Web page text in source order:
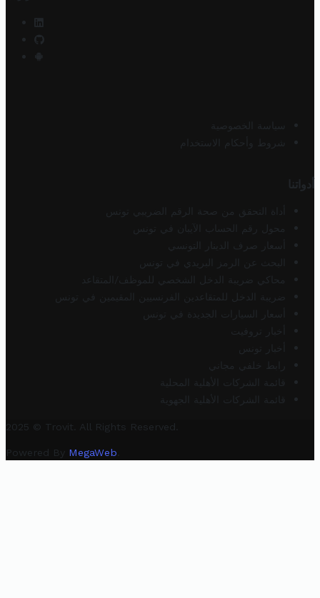
سياسة الخصوصية
شروط وأحكام الاستخدام
أدواتنا
أداة التحقق من صحة الرقم الضريبي تونس
محول رقم الحساب الآيبان في تونس
أسعار صرف الدينار التونسي
البحث عن الرمز البريدي في تونس
محاكي ضريبة الدخل الشخصي للموظف/المتقاعد
ضريبة الدخل للمتقاعدين الفرنسيين المقيمين في تونس
أسعار السيارات الجديدة في تونس
أخبار تروفيت
أخبار تونس
رابط خلفي مجاني
قائمة الشركات الأهلية المحلية
قائمة الشركات الأهلية الجهوية
2025 © Trovit. All Rights Reserved.
Powered By MegaWeb